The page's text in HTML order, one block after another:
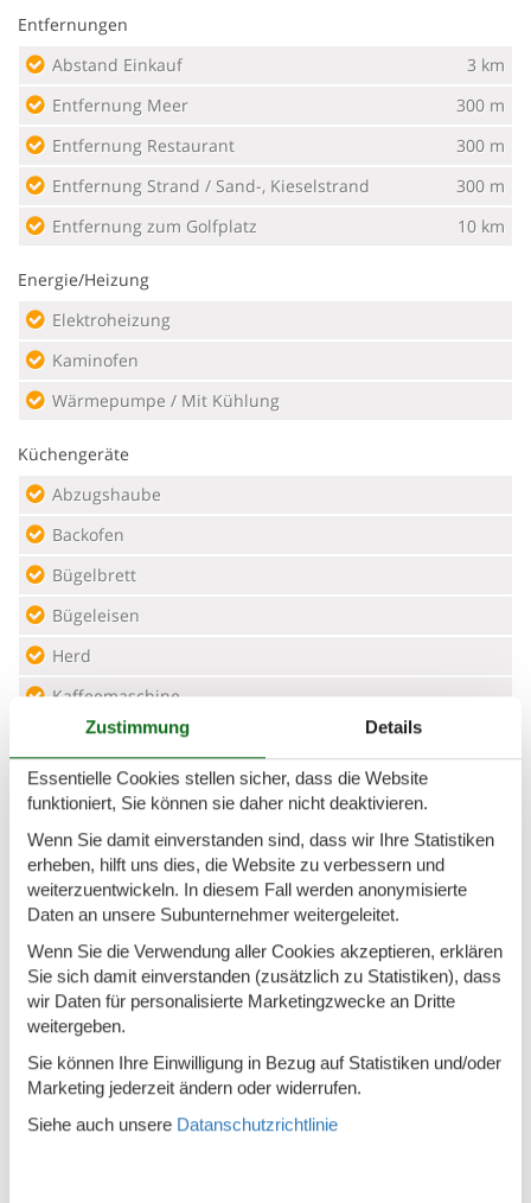
Entfernungen
Abstand Einkauf
3 km
Entfernung Meer
300 m
Entfernung Restaurant
300 m
Entfernung Strand / Sand-, Kieselstrand
300 m
Entfernung zum Golfplatz
10 km
Energie/Heizung
Elektroheizung
Kaminofen
Wärmepumpe / Mit Kühlung
Küchengeräte
Abzugshaube
Backofen
Bügelbrett
Bügeleisen
Herd
Kaffeemaschine
Kühlschrank m/Gefrierfach
Mikrowelle
Spülmaschine
Waschmaschine
Wasserkocher
Multimedien
Deutsche Kanäle
Dän. TV
Zustimmung Details
Essentielle Cookies stellen sicher, dass die Website
funktioniert, Sie können sie daher nicht deaktivieren.
Wenn Sie damit einverstanden sind, dass wir Ihre Statistiken
erheben, hilft uns dies, die Website zu verbessern und
weiterzuentwickeln. In diesem Fall werden anonymisierte
Daten an unsere Subunternehmer weitergeleitet.
Wenn Sie die Verwendung aller Cookies akzeptieren, erklären
Sie sich damit einverstanden (zusätzlich zu Statistiken), dass
wir Daten für personalisierte Marketingzwecke an Dritte
weitergeben.
Sie können Ihre Einwilligung in Bezug auf Statistiken und/oder
Marketing jederzeit ändern oder widerrufen.
Siehe auch unsere Datanschutzrichtlinie